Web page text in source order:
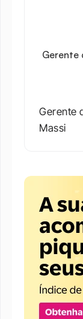
Gerente
Gerente
Massi